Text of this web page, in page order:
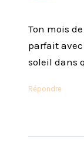
Ton mois
parfait
soleil dans
Répondre